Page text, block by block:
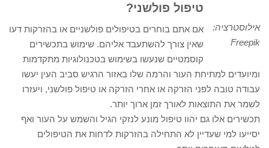
אילוסטרציה:
Freepik
טיפול פולשני?
אם אתם בוחרים בטיפולים פולשניים או בהזרקות דעו
שאין צורך להשתעבד אליהם. שימוש בתכשירים
קוסמטיים שנעשו בשימוש בטכנולוגיות מתקדמות
ומיועדים למתיחת העור והרמה שלו באזור הרגיש סביב העין יעשו
עבודה טובה לפני הזרקה או אחרי הזרקה או טיפול פולשני, ויעזרו
לשמר את התוצאות לאורך זמן ארוך יותר.
תכשירים אלו גם יהוו טיפול מונע לנזקי הגיל והשמש על העור ואף
יסייעו למי שעדיין לא התחילה בהזרקות לדחות את הטיפולים